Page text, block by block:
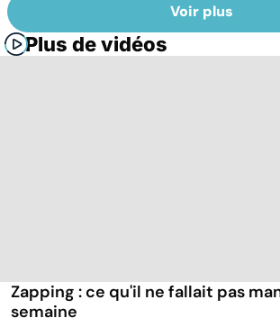
Voir plus
Plus de vidéos
Zapping : ce qu'il ne fallait pas
semaine